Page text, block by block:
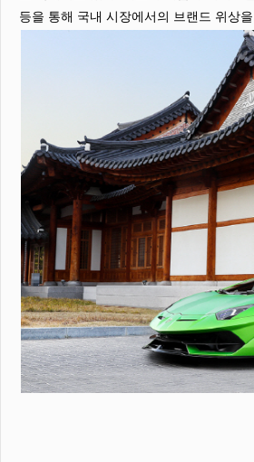
등을 통해 국내 시장에서의 브랜드 위상